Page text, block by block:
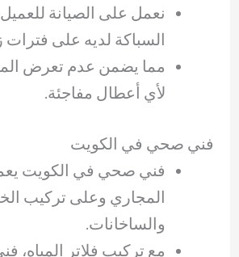
نعمل على الصيانة
السباكة لديه على فترات
مما يضمن عدم تعرض
لأي أعطال مفاجئة.
فني صحي في الكويت
فني صحي في الكويت
المجاري وعلى تركيب
والساخانات.
مع تركيب فلاتر المياه،